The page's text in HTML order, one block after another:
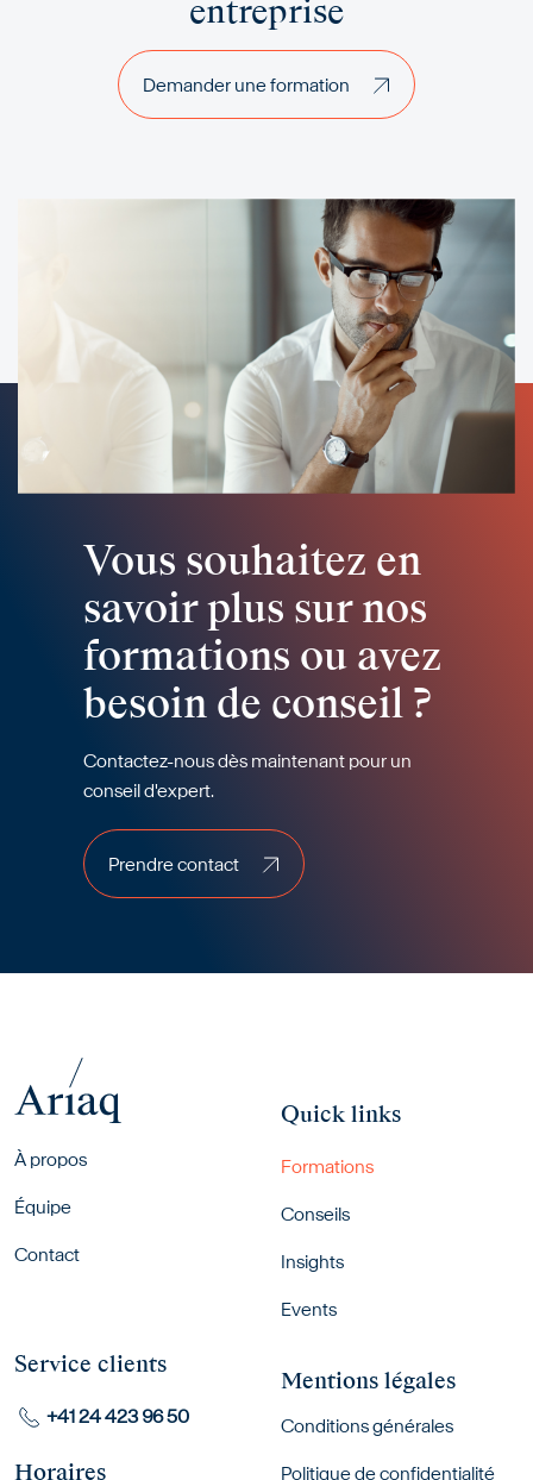
entreprise
Demander une formation
Demander une formation
Vous souhaitez en
savoir plus sur nos
formations ou avez
besoin de conseil ?
Contactez-nous dès maintenant pour un
conseil d'expert.
Prendre contact
Prendre contact
Footer menu
À propos
Équipe
Contact
Quick links
Formations
Conseils
Insights
Events
Mentions légales
Conditions générales
Politique de confidentialité
Service clients
+41 24 423 96 50
Horaires